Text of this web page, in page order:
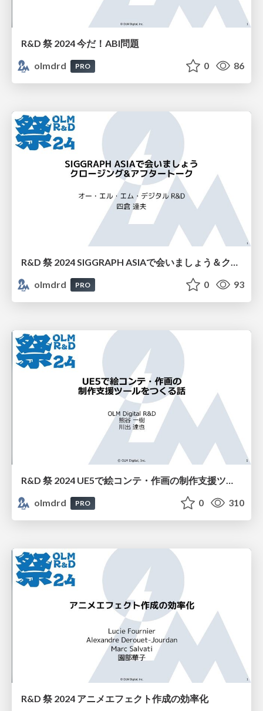
R&D 祭 2024 今だ！ABI問題
olmdrd
PRO 0 86
olmdrd
PRO 0 93
R&D 祭 2024 UE5で絵コンテ・作画の制作支援ツールをつくる話
olmdrd
PRO 0 310
R&D 祭 2024 アニメエフェクト作成の効率化